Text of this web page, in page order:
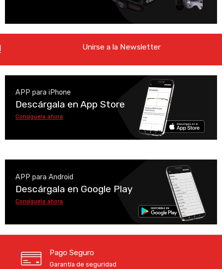
Unirse a la Newsletter
APP para iPhone
Descárgala en App Store
Consíguela ahora
APP para Android
Descárgala en Google Play
Consíguela ahora
Pago Seguro
Garantía de seguridad